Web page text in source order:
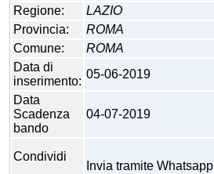
Regione:
LAZIO
Provincia:
ROMA
Comune:
ROMA
Data di
inserimento:
05-06-2019
Data
Scadenza
bando
04-07-2019
Condividi
Invia tramite Whatsapp